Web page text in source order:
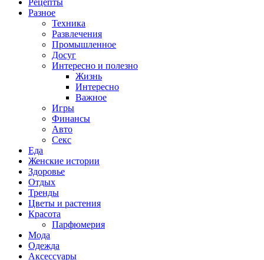
Рецепты
Разное
Техника
Развлечения
Промышленное
Досуг
Интересно и полезно
Жизнь
Интересно
Важное
Игры
Финансы
Авто
Секс
Еда
Женские истории
Здоровье
Отдых
Тренды
Цветы и растения
Красота
Парфюмерия
Мода
Одежда
Аксессуары